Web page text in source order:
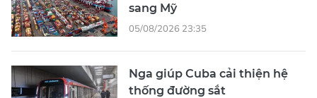
sang Mỹ
05/08/2026 23:35
Nga giúp Cuba cải thiện hệ
thống đường sắt